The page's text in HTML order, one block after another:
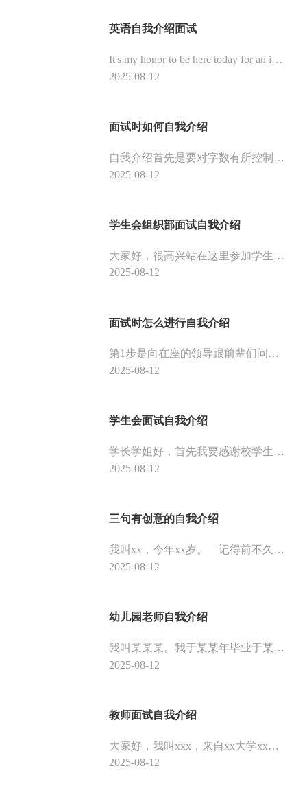
英语自我介绍面试
It's my honor to be here today for an interview,and I also thank you very much for giving me the opportunity for this interview!
2025-08-12
面试时如何自我介绍
自我介绍首先是要对字数有所控制，一分钟时间做介绍，最多也就240个字。首先第1步是向在座的领导跟前辈们问好，这一步可以给人留下好印象。第2步就是介绍自己的名字、来自哪里，可以把自己的姓名介绍的有吸引力些。第3步就是把自己的性格以及爱好优点介绍一遍，包括以前从事的事情和未来的计划都可以表达一下，有了这些就足够了。
2025-08-12
学生会组织部面试自我介绍
大家好，很高兴站在这里参加学生会的面试，我竞选的是部门是组织部。我期望能在广阔的天地里展现自己的才能，希望能借助这个机会，找一个能展现自己实力的舞台。我自信能凭自己的能力和学识在毕业以后的工作和生活中克服各种困难，不断实现自我的人生价值和追求的目标。
2025-08-12
面试时怎么进行自我介绍
第1步是向在座的领导跟前辈们问好，这一步可以给人留下好印象。第2步就是介绍自己的名字、来自哪里，可以把自己的姓名介绍的有吸引力些。第3步就是把自己的性格以及爱好优点介绍一遍，包括以前从事的事情和未来的计划都可以表达一下。
2025-08-12
学生会面试自我介绍
学长学姐好，首先我要感谢校学生会提供给我这个宝贵的机会，让我能坐在这里和你们进行交流。如果我有幸能得到你们的认可，我将尽力办好上级分派给我的任务，不辜负学长们对我期望，以此为新的起点，为文艺部出自己的一分力量。
2025-08-12
三句有创意的自我介绍
我叫xx，今年xx岁。 记得前不久曾看过一本书，说20几岁决定人的一生，虽然我的年龄还不到20，但我想应该为了这个充满挑战和冒险的20岁做准备，我的人生不想在碌碌无为的景象中度过，我想每一天都有不一样的色彩，每一天都是充满挑战和希望的。
2025-08-12
幼儿园老师自我介绍
我叫某某某。我于某某年毕业于某某某学前师范学校。作为一名幼教工作者，对于带小年龄班的幼儿，有很多自己的经验。和孩子们在一起，有时候很辛苦，但更多的还是快乐!孩子能平平安安、快快乐乐地度过每一天是我们共同的心愿，请各位家长放心，我们一定会尽全力把孩子教育好、照顾好。
2025-08-12
教师面试自我介绍
大家好，我叫xxx，来自xx大学xx专业的应届毕业生，我想申请的职位是贵校的xx教师。有机会向各位考官请教和学习，我感到非常的荣幸。在生活上，我非常注重人际交往。因此我常常参加一些校院组织的公益活动及劳动当中，从中培养自己的交往能力。教师是一个神圣而高尚的职业，希望大家能够认可我，给我这个机会！
2025-08-12